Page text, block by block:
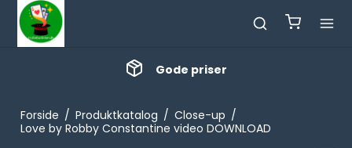
Gode priser
Forside / Produktkatalog / Close-up /
Love by Robby Constantine video DOWNLOAD